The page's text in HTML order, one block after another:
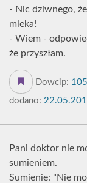
- Nic dziwnego,
mleka!
- Wiem -
że przyszłam.
Dowcip:
dodano:
Pani doktor nie
sumieniem.
Sumienie: "Nie